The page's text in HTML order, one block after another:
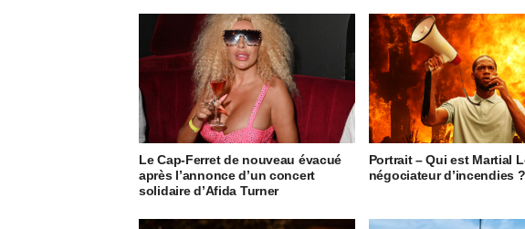
Le Cap-Ferret de nouveau évacué
après l’annonce d’un concert
solidaire d’Afida Turner
Portrait – Qui est Martial
négociateur d’incendies ?